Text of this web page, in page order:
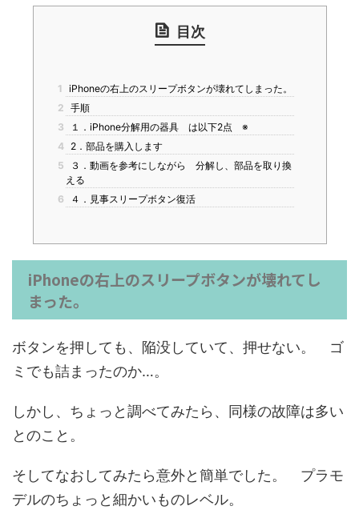
目次
1 iPhoneの右上のスリープボタンが壊れてしまった。
2 手順
3
１．iPhone分解用の器具 は以下2点 ※
4
2．部品を購入します
5
３．動画を参考にしながら 分解し、部品を取り換
える
6
４．見事スリープボタン復活
iPhoneの右上のスリープボタンが壊れてし
まった。
ボタンを押しても、陥没していて、押せない。 ゴ
ミでも詰まったのか…。
しかし、ちょっと調べてみたら、同様の故障は多い
とのこと。
そしてなおしてみたら意外と簡単でした。 プラモ
デルのちょっと細かいものレベル。